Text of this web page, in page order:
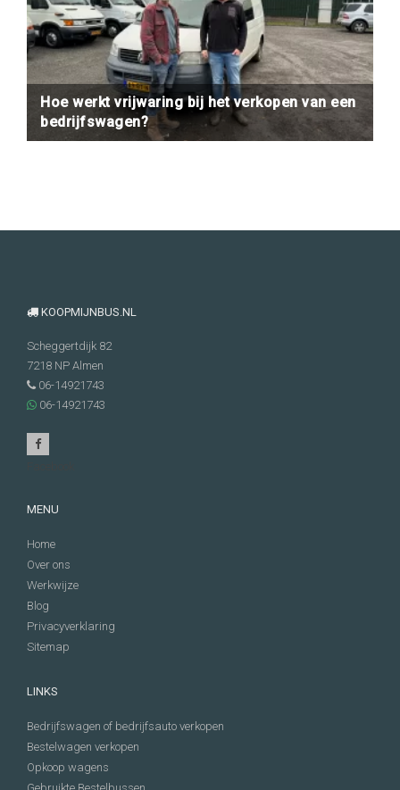
Hoe werkt vrijwaring bij het verkopen van een
bedrijfswagen?
KOOPMIJNBUS.NL
Scheggertdijk 82
7218 NP Almen
06-14921743
06-14921743
MENU
Home
Over ons
Werkwijze
Blog
Privacyverklaring
Sitemap
LINKS
Bedrijfswagen of bedrijfsauto verkopen
Bestelwagen verkopen
Opkoop wagens
Gebruikte Bestelbussen